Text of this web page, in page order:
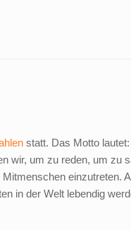
statt. Das Motto lautet:
wir, um zu reden, um zu
einzutreten.
in der Welt lebendig